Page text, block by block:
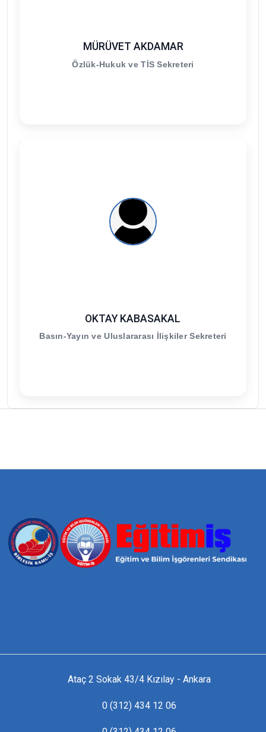
MÜRÜVET AKDAMAR
Özlük-Hukuk ve TİS Sekreteri
OKTAY KABASAKAL
Basın-Yayın ve Uluslararası İlişkiler Sekreteri
Ataç 2 Sokak 43/4 Kızılay - Ankara
0 (312) 434 12 06